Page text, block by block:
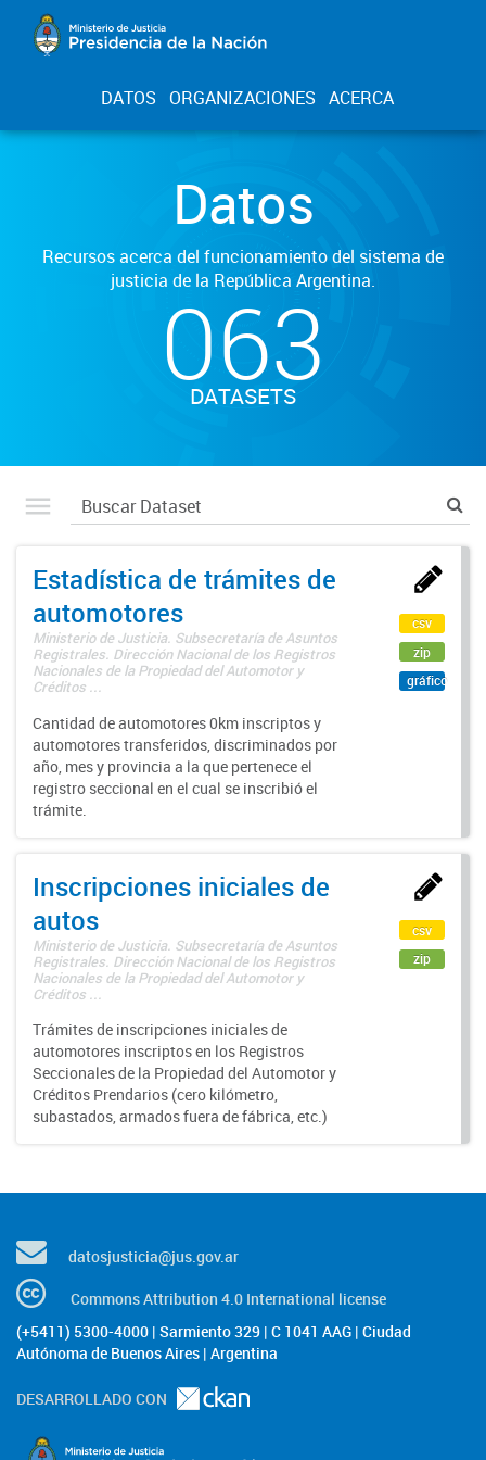
DATOS ORGANIZACIONES ACERCA
Datos
Recursos acerca del funcionamiento del sistema de
justicia de la República Argentina.
063
DATASETS
Estadística de trámites de
automotores
Ministerio de Justicia. Subsecretaría de Asuntos
Registrales. Dirección Nacional de los Registros
Nacionales de la Propiedad del Automotor y
Créditos ...
Cantidad de automotores 0km inscriptos y
automotores transferidos, discriminados por
año, mes y provincia a la que pertenece el
registro seccional en el cual se inscribió el
trámite.
csv
zip
gráfico
Inscripciones iniciales de
autos
Ministerio de Justicia. Subsecretaría de Asuntos
Registrales. Dirección Nacional de los Registros
Nacionales de la Propiedad del Automotor y
Créditos ...
Trámites de inscripciones iniciales de
automotores inscriptos en los Registros
Seccionales de la Propiedad del Automotor y
Créditos Prendarios (cero kilómetro,
subastados, armados fuera de fábrica, etc.)
csv
zip
datosjusticia@jus.gov.ar
Commons Attribution 4.0 International license
(+5411) 5300-4000 | Sarmiento 329 | C 1041 AAG | Ciudad
Autónoma de Buenos Aires | Argentina
DESARROLLADO CON